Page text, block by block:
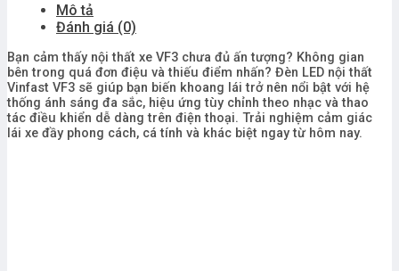
Mô tả
Đánh giá (0)
Bạn cảm thấy nội thất xe VF3 chưa đủ ấn tượng? Không gian
bên trong quá đơn điệu và thiếu điểm nhấn? Đèn LED nội thất
Vinfast VF3 sẽ giúp bạn biến khoang lái trở nên nổi bật với hệ
thống ánh sáng đa sắc, hiệu ứng tùy chỉnh theo nhạc và thao
tác điều khiển dễ dàng trên điện thoại. Trải nghiệm cảm giác
lái xe đầy phong cách, cá tính và khác biệt ngay từ hôm nay.